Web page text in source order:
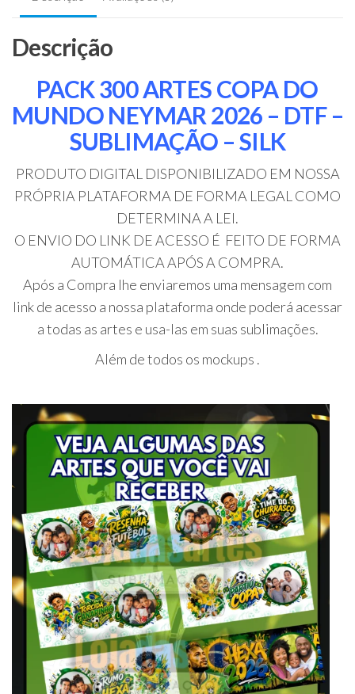
SUBLIMAÇÃO
SILK
quantidade
Descrição
PACK 300 ARTES COPA DO
MUNDO NEYMAR 2026 – DTF –
SUBLIMAÇÃO – SILK
PRODUTO DIGITAL DISPONIBILIZADO EM NOSSA
PRÓPRIA PLATAFORMA DE FORMA LEGAL COMO
DETERMINA A LEI.
O ENVIO DO LINK DE ACESSO É FEITO DE FORMA
AUTOMÁTICA APÓS A COMPRA.
Após a Compra lhe enviaremos uma mensagem com
link de acesso a nossa plataforma onde poderá acessar
a todas as artes e usa-las em suas sublimações.
Além de todos os mockups .